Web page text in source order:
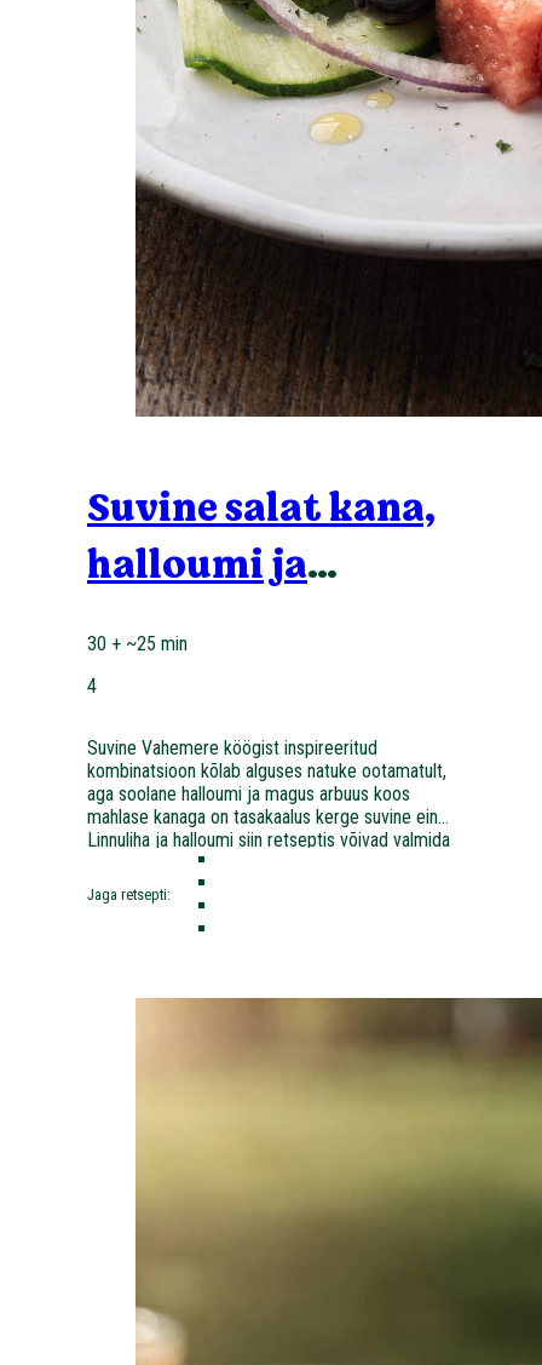
Suvine salat kana,
halloumi ja
arbuusiga
30 + ~25 min
4
Suvine Vahemere köögist inspireeritud
kombinatsioon kõlab alguses natuke ootamatult,
aga soolane halloumi ja magus arbuus koos
mahlase kanaga on tasakaalus kerge suvine eine.
Linnuliha ja halloumi siin retseptis võivad valmida
nii grillil kui pannil.
Jaga retsepti: